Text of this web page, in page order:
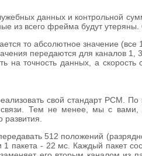
данных и контрольной
из всего фрейма будут
то абсолютное значение (все
передаются для каналов
точность данных, а
свой стандарт PCM.
Тем не менее, мы с
512 положений
пакета - 22 мс. Каждый пакет